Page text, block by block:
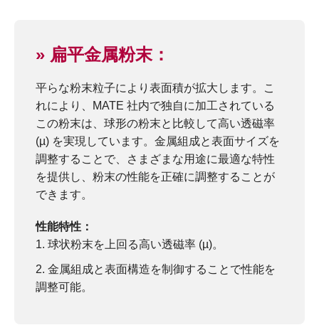
» 扁平金属粉末：
平らな粉末粒子により表面積が拡大します。こ
れにより、MATE 社内で独自に加工されている
この粉末は、球形の粉末と比較して高い透磁率
(µ) を実現しています。金属組成と表面サイズを
調整することで、さまざまな用途に最適な特性
を提供し、粉末の性能を正確に調整することが
できます。
性能特性：
球状粉末を上回る高い透磁率 (µ)。
金属組成と表面構造を制御することで性能を
調整可能。